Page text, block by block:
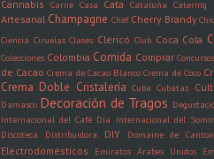
Cannabis Carne Casa Cata Cataluña Catering
Artesanal Champagne Chef Cherry Brandy
Ciencia Ciruelas Clases Clericó Club Coca Cola
Colecciones Colombia Comida Comprar Concursos
de Cacao Crema de Cacao Blanco Crema de Coco
Crema Doble Cristalería Cuba Cubatas
Damasco Decoración de Tragos
Internacional del Café Día Internacional del
Discoteca
Distribuidora DIY Domaine de Canton
Electrodomésticos Emiratos Árabes Unidos